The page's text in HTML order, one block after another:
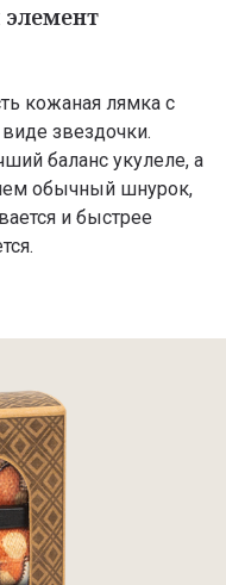
кожаная лямка с
звездочки.
баланс укулеле, а
обычный шнурок,
и быстрее